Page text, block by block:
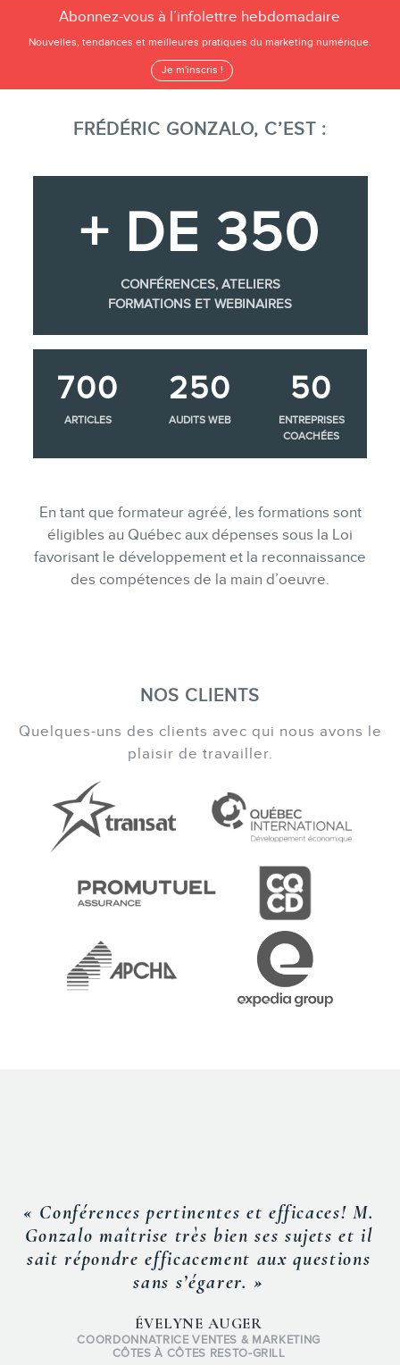
Abonnez-vous à l’infolettre hebdomadaire
Nouvelles, tendances et meilleures pratiques du marketing numérique.
Je m'inscris !
FRÉDÉRIC GONZALO, C’EST :
+ DE 350
CONFÉRENCES, ATELIERS
FORMATIONS ET WEBINAIRES
700
ARTICLES
250
AUDITS WEB
50
ENTREPRISES
COACHÉES
En tant que formateur agréé, les formations sont
éligibles au Québec aux dépenses sous la Loi
favorisant le développement et la reconnaissance
des compétences de la main d’oeuvre.
NOS CLIENTS
Quelques-uns des clients avec qui nous avons le
plaisir de travailler.
« Conférences pertinentes et efficaces! M.
Gonzalo maîtrise très bien ses sujets et il
sait répondre efficacement aux questions
sans s’égarer. »
ÉVELYNE AUGER
COORDONNATRICE VENTES & MARKETING
CÔTES À CÔTES RESTO-GRILL